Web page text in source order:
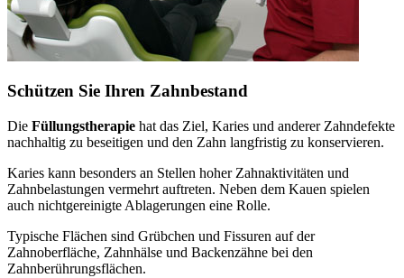
Schützen Sie Ihren Zahnbestand
Die Füllungstherapie hat das Ziel, Karies und anderer Zahndefekte
nachhaltig zu beseitigen und den Zahn langfristig zu konservieren.
Karies kann besonders an Stellen hoher Zahnaktivitäten und
Zahnbelastungen vermehrt auftreten. Neben dem Kauen spielen
auch nichtgereinigte Ablagerungen eine Rolle.
Typische Flächen sind Grübchen und Fissuren auf der
Zahnoberfläche, Zahnhälse und Backenzähne bei den
Zahnberührungsflächen.